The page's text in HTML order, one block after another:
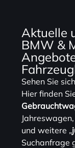
Aktuelle
BMW &
Sehen Sie
Hier finden
und weitere „
Suchanfrage